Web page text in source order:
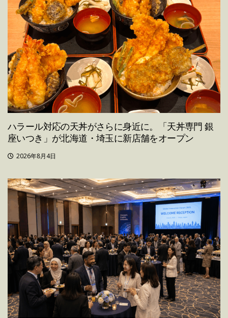
ハラール対応の天丼がさらに身近に。「天丼専門 銀
座いつき」が北海道・埼玉に新店舗をオープン
2026年8月4日